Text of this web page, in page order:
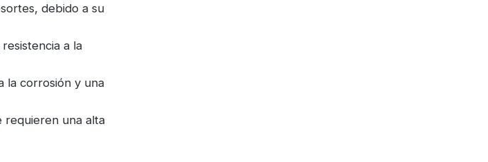
debido a su
a la
la corrosión y una
requieren una alta